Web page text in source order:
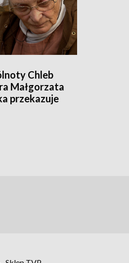
Chleb
Małgorzata
przekazuje